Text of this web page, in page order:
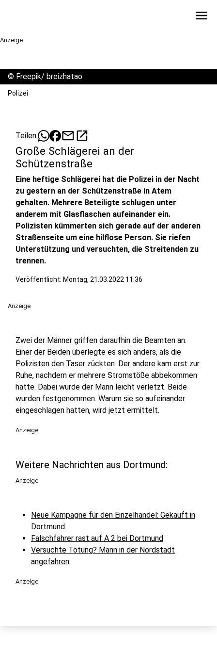
menu
Anzeige
© Freepik/ breizhatao
Polizei
Teilen: mailopen_in_new
Große Schlägerei an der
Schützenstraße
Eine heftige Schlägerei hat die Polizei in der Nacht
zu gestern an der Schützenstraße in Atem
gehalten. Mehrere Beteiligte schlugen unter
anderem mit Glasflaschen aufeinander ein.
Polizisten kümmerten sich gerade auf der anderen
Straßenseite um eine hilflose Person. Sie riefen
Unterstützung und versuchten, die Streitenden zu
trennen.
Veröffentlicht: Montag, 21.03.2022 11:36
Anzeige
Zwei der Männer griffen daraufhin die Beamten an.
Einer der Beiden überlegte es sich anders, als die
Polizisten den Taser zückten. Der andere kam erst zur
Ruhe, nachdem er mehrere Stromstöße abbekommen
hatte. Dabei wurde der Mann leicht verletzt. Beide
wurden festgenommen. Warum sie so aufeinander
eingeschlagen hatten, wird jetzt ermittelt.
Anzeige
Weitere Nachrichten aus Dortmund:
Anzeige
Neue Kampagne für den Einzelhandel: Gekauft in
Dortmund
Falschfahrer rast auf A 2 bei Dortmund
Versuchte Tötung? Mann in der Nordstadt
angefahren
Anzeige